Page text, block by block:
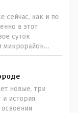
как и по
в этот
суток
микрорайон
новые, три
история